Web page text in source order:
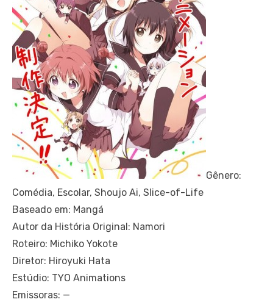
Gênero:
Comédia, Escolar, Shoujo Ai, Slice-of-Life
Baseado em: Mangá
Autor da História Original: Namori
Roteiro: Michiko Yokote
Diretor: Hiroyuki Hata
Estúdio: TYO Animations
Emissoras: —